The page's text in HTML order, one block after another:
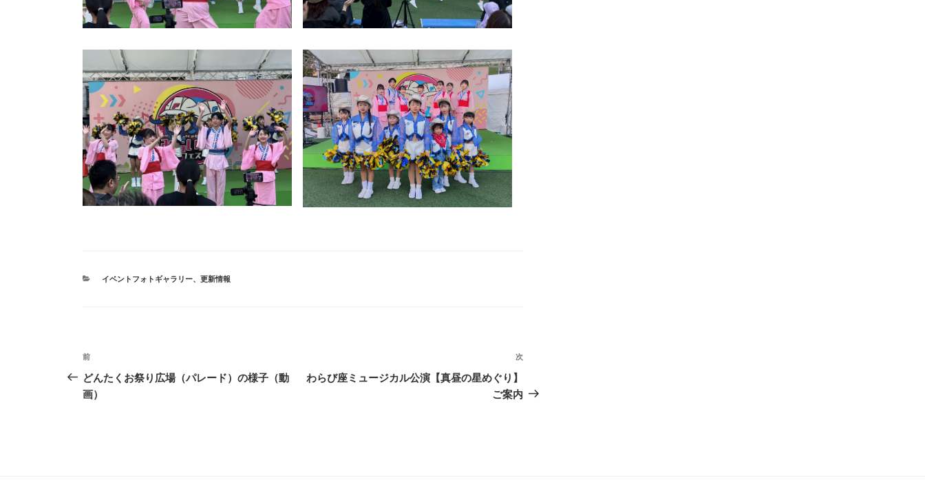
カ
イベントフォトギャラリー、 更新情報
投
稿
ナ
前
の
投
前
どんたくお祭り広場（パレード）の様子（動
画）
次
投
次
わらび座ミュージカル公演【真昼の星めぐり】
ご案内